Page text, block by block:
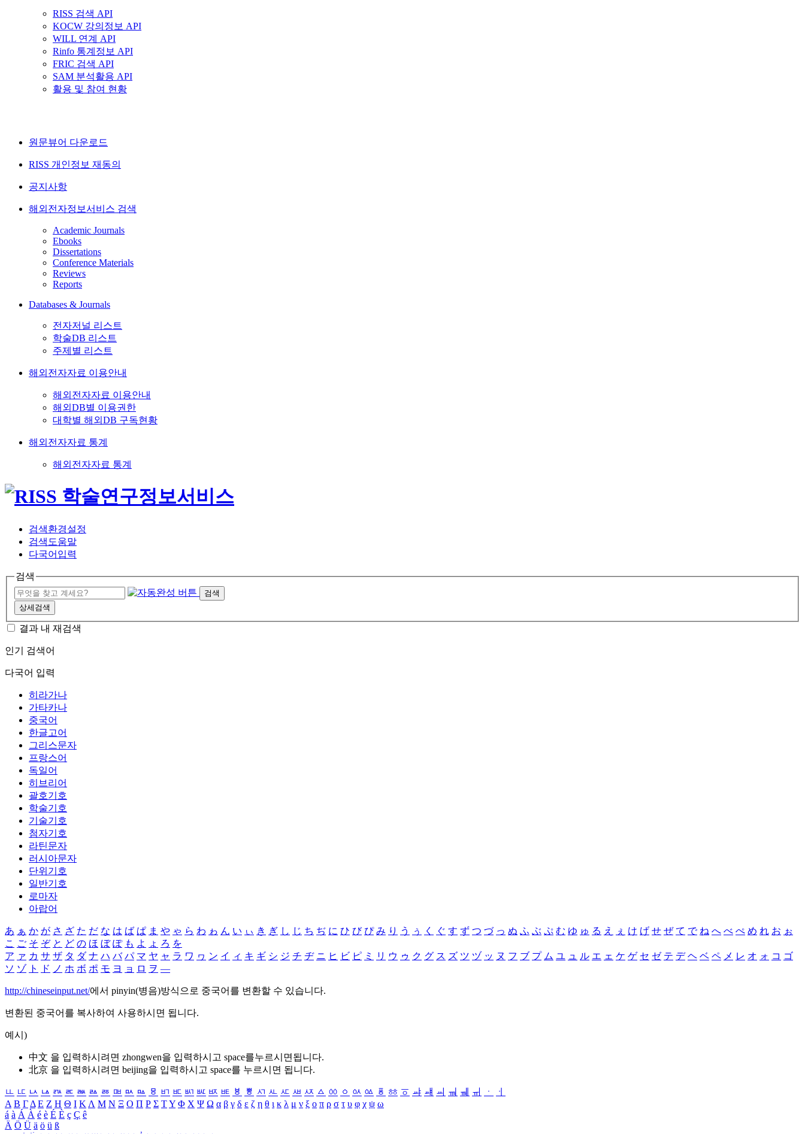
RISS 검색 API
KOCW 강의정보 API
WILL 연계 API
Rinfo 통계정보 API
FRIC 검색 API
SAM 분석활용 API
활용 및 참여 현황
원문뷰어 다운로드
RISS 개인정보 재동의
공지사항
해외전자정보서비스 검색
Academic Journals
Ebooks
Dissertations
Conference Materials
Reviews
Reports
Databases & Journals
전자저널 리스트
학술DB 리스트
주제별 리스트
해외전자자료 이용안내
해외전자자료 이용안내
해외DB별 이용권한
대학별 해외DB 구독현황
해외전자자료 통계
해외전자자료 통계
검색환경설정
검색도움말
다국어입력
검색
검색
상세검색
결과 내 재검색
인기 검색어
다국어 입력
히라가나
가타카나
중국어
한글고어
그리스문자
프랑스어
독일어
히브리어
괄호기호
학술기호
기술기호
첨자기호
라틴문자
러시아문자
단위기호
일반기호
로마자
아랍어
あ ぁ か が さ ざ た だ な は ば ぱ ま や ゃ ら わ ゎ ん い ぃ き ぎ し じ ち ぢ に ひ び ぴ み り う ぅ く ぐ す ず つ づ っ ぬ ふ ぶ ぷ む ゆ ゅ る え ぇ け げ せ ぜ て で ね へ べ ぺ め れ お ぉ
こ ご そ ぞ と ど の ほ ぼ ぽ も よ ょ ろ を
ア ァ カ サ ザ タ ダ ナ ハ バ パ マ ヤ ャ ラ ワ ヮ ン イ ィ キ ギ シ ジ チ ヂ ニ ヒ ビ ピ ミ リ ウ ゥ ク グ ス ズ ツ ヅ ッ ヌ フ ブ プ ム ユ ュ ル エ ェ ケ ゲ セ ゼ テ デ ヘ ベ ペ メ レ オ ォ コ ゴ
ソ ゾ ト ド ノ ホ ボ ポ モ ヨ ョ ロ ヲ ―
http://chineseinput.net/에서 pinyin(병음)방식으로 중국어를 변환할 수 있습니다.
변환된 중국어를 복사하여 사용하시면 됩니다.
예시)
中文 을 입력하시려면 zhongwen을 입력하시고 space를누르시면됩니다.
北京 을 입력하시려면 beijing을 입력하시고 space를 누르시면 됩니다.
ㅥ ㅦ ㅧ ㅨ ㅩ ㅪ ㅫ ㅬ ㅭ ㅮ ㅯ ㅰ ㅱ ㅲ ㅳ ㅴ ㅵ ㅶ ㅷ ㅸ ㅹ ㅺ ㅻ ㅼ ㅽ ㅾ ㅿ ㆀ ㆁ ㆂ ㆃ ㆄ ㆅ ㆆ ㆇ ㆈ ㆉ ㆊ ㆋ ㆌ ㆍ
ㆎ
Α Β ΓΔ Ε Ζ Η Θ Ι ΚΛ Μ Ν Ξ Ο Π Ρ Σ ΤΥ Φ Χ Ψ Ω α β γ δ ε ζ η θ ι κ λ μ ν ξ ο π ρ σ τ υ φ χ ψ ω
á à Á À é è É È ç Ç ê
Ä Ö Ü ä ö ü ß